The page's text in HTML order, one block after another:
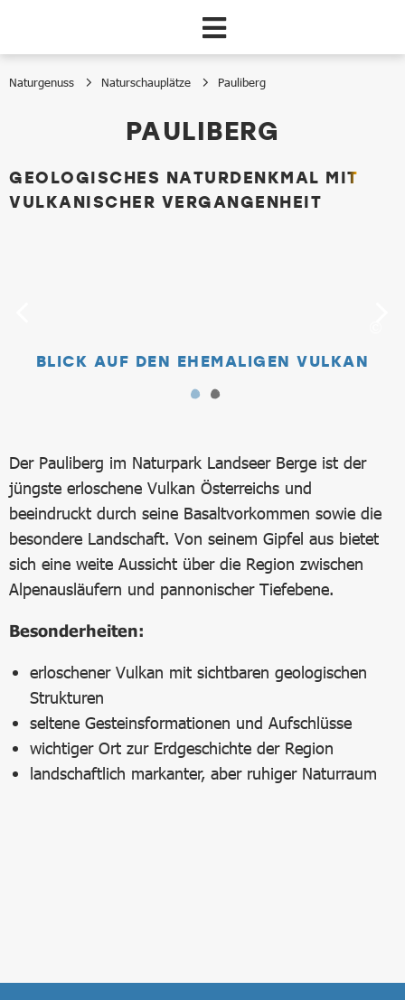
Naturgenuss Naturschauplätze Pauliberg
PAULIBERG
GEOLOGISCHES NATURDENKMAL MIT
VULKANISCHER VERGANGENHEIT
BLICK AUF DEN EHEMALIGEN VULKAN
Der Pauliberg im Naturpark Landseer Berge ist der
jüngste erloschene Vulkan Österreichs und
beeindruckt durch seine Basaltvorkommen sowie die
besondere Landschaft. Von seinem Gipfel aus bietet
sich eine weite Aussicht über die Region zwischen
Alpenausläufern und pannonischer Tiefebene.
Besonderheiten:
erloschener Vulkan mit sichtbaren geologischen
Strukturen
seltene Gesteinsformationen und Aufschlüsse
wichtiger Ort zur Erdgeschichte der Region
landschaftlich markanter, aber ruhiger Naturraum